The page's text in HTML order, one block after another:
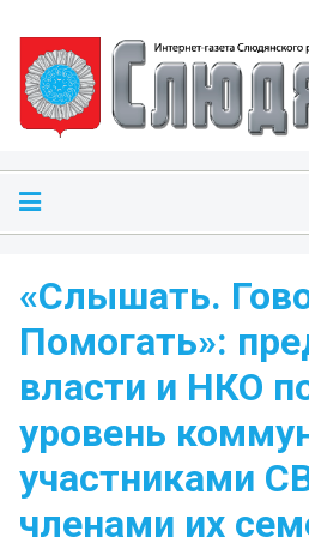
«Слышать.
Помогать»:
власти и НКО
уровень
участниками
членами их